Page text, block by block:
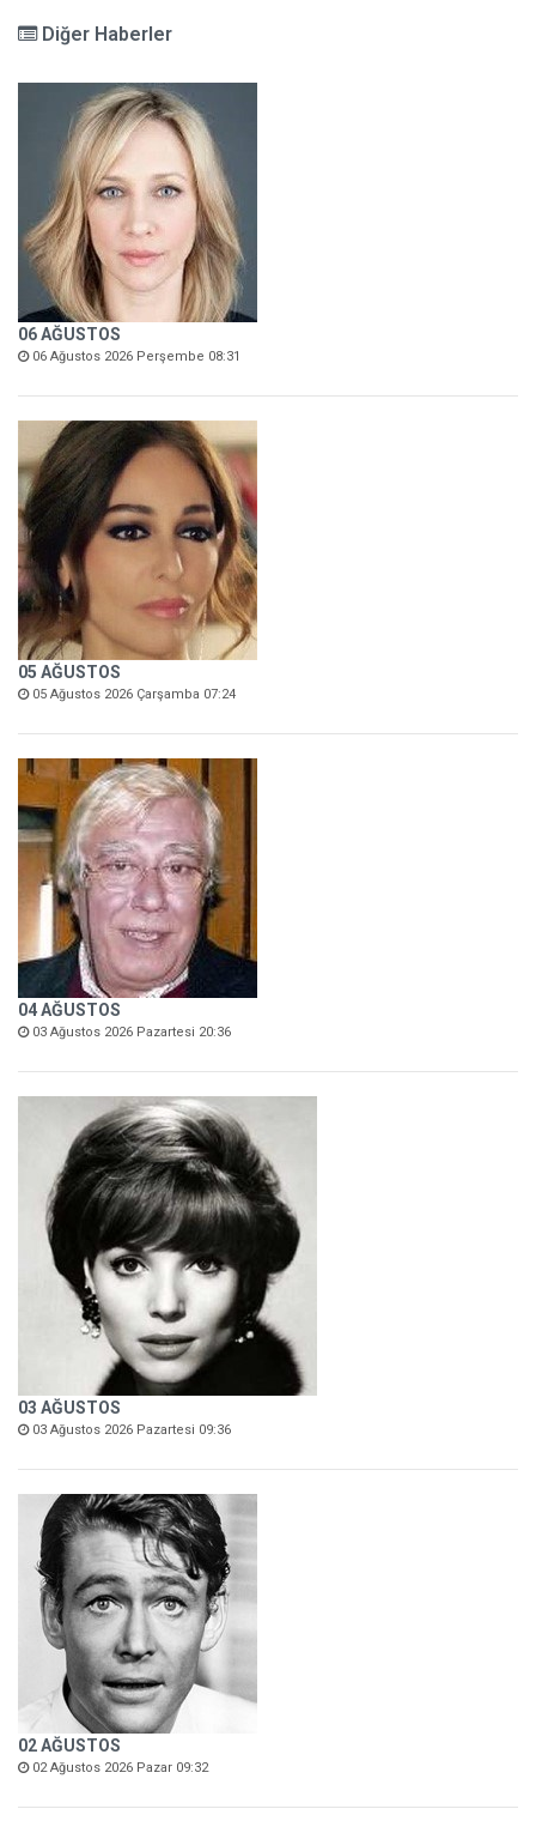
Diğer Haberler
06 AĞUSTOS
06 Ağustos 2026 Perşembe 08:31
05 AĞUSTOS
05 Ağustos 2026 Çarşamba 07:24
04 AĞUSTOS
03 Ağustos 2026 Pazartesi 20:36
03 AĞUSTOS
03 Ağustos 2026 Pazartesi 09:36
02 AĞUSTOS
02 Ağustos 2026 Pazar 09:32